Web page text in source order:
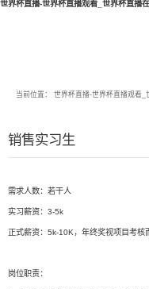
世界杯直播-世界杯直播观看_世界杯直播
当前位置： 世界杯直播-世界杯直播观看_
销售实习生
需求人数：若干人
实习薪资：3-5k
正式薪资：5k-10K，年终奖视项目考核
岗位职责：